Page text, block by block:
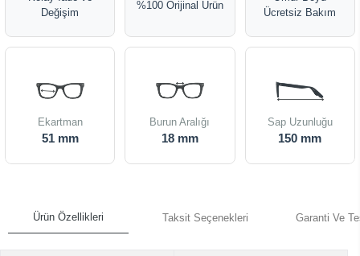
Değişim
%100 Orijinal Ürün
Ücretsiz Bakım
Ekartman
51 mm
Burun Aralığı
18 mm
Sap Uzunluğu
150 mm
Ürün Özellikleri Taksit Seçenekleri Garanti Ve